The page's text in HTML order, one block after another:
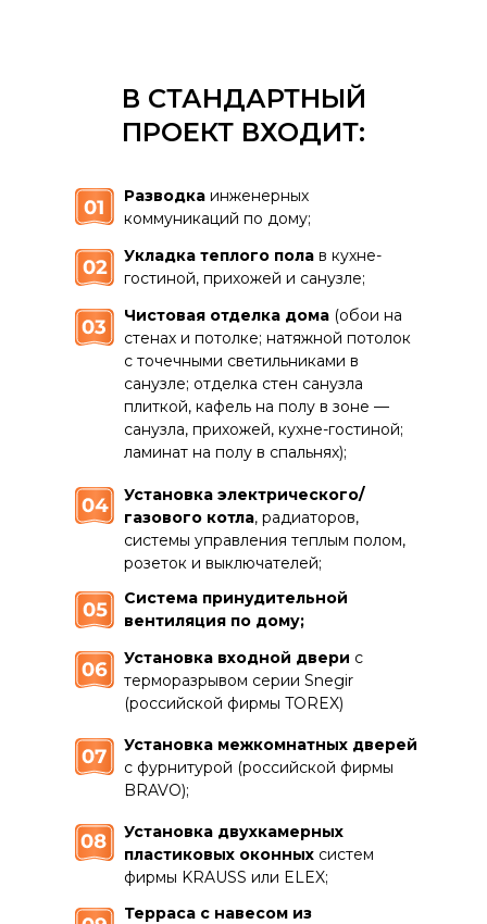
В СТАНДАРТНЫЙ
ПРОЕКТ ВХОДИТ:
Разводка инженерных
коммуникаций по дому;
Установка входной двери с
терморазрывом серии Snegir
(российской фирмы TOREX)
Установка межкомнатных дверей
с фурнитурой (российской фирмы
BRAVO);
Установка двухкамерных
пластиковых оконных систем
фирмы KRAUSS или ELEX;
Терраса с навесом из
Укладка теплого пола в кухне-
гостиной, прихожей и санузле;
Чистовая отделка дома (обои на
стенах и потолке; натяжной потолок
с точечными светильниками в
санузле; отделка стен санузла
плиткой, кафель на полу в зоне —
санузла, прихожей, кухне-гостиной;
ламинат на полу в спальнях);
Установка электрического/
газового котла, радиаторов,
системы управления теплым полом,
розеток и выключателей;
Система принудительной
вентиляция по дому;